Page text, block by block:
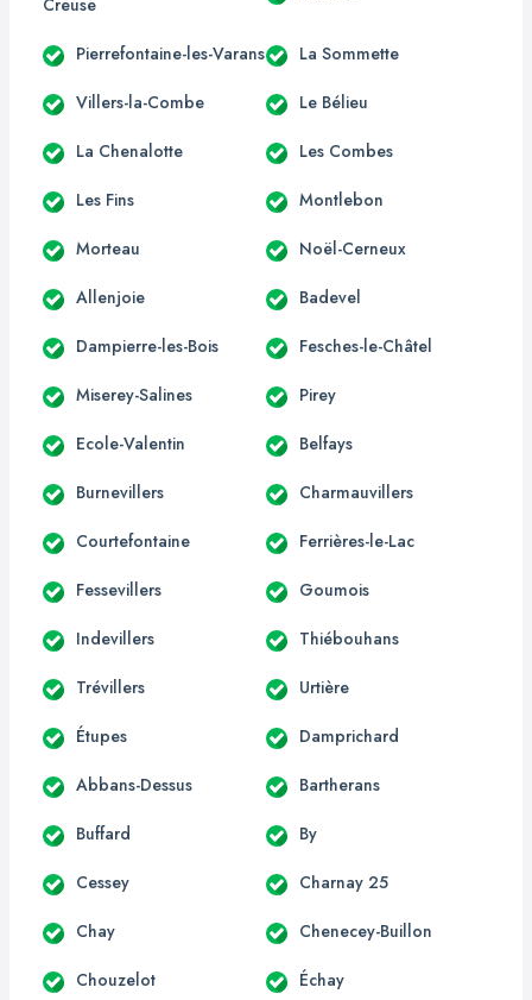
Pierrefontaine-les-Varans La Sommette
Villers-la-Combe Le Bélieu
La Chenalotte Les Combes
Les Fins Montlebon
Morteau Noël-Cerneux
Allenjoie Badevel
Dampierre-les-Bois Fesches-le-Châtel
Miserey-Salines Pirey
Ecole-Valentin Belfays
Burnevillers Charmauvillers
Courtefontaine Ferrières-le-Lac
Fessevillers Goumois
Indevillers Thiébouhans
Trévillers Urtière
Étupes Damprichard
Abbans-Dessus Bartherans
Buffard By
Cessey Charnay 25
Chay Chenecey-Buillon
Chouzelot Échay